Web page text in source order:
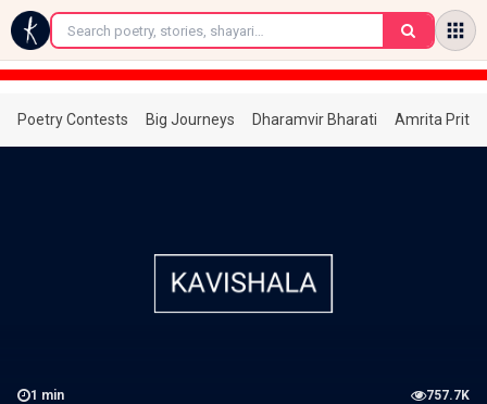
←
Poetry Contests Big Journeys Dharamvir Bharati Amrita
1 min 757.7K